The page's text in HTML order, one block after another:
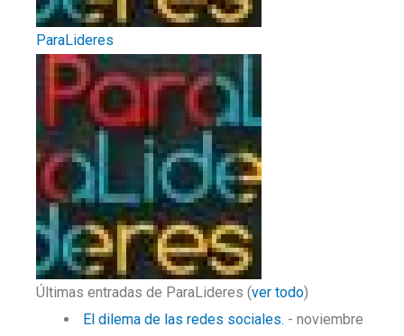
ParaLideres
Últimas entradas de ParaLideres (ver todo)
El dilema de las redes sociales. - noviembre